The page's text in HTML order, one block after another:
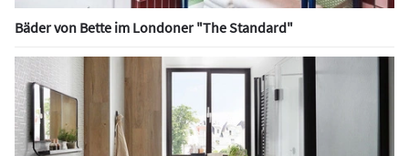
Bäder von Bette im Londoner "The Standard"